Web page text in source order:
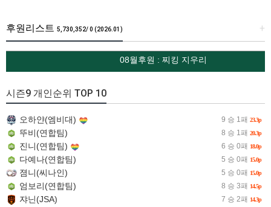
+
후원리스트 5,730,352/ 0 (2026.01)
08월후원 : 찌킹 지우리
시즌9 개인순위 TOP 10
9 승 1패 23.3p
오하얀(엠비대)
8 승 1패 20.3p
뚜비(연합팀)
6 승 0패 18.0p
진니(연합팀)
5 승 0패 15.0p
다예나(연합팀)
5 승 0패 15.0p
졈니(씨나인)
8 승 3패 14.5p
엄보리(연합팀)
7 승 2패 14.3p
쟈닌(JSA)